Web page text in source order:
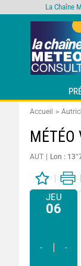
Accueil
MÉTÉO
AUT Lon :
JEU
06
- -
La Chaîne